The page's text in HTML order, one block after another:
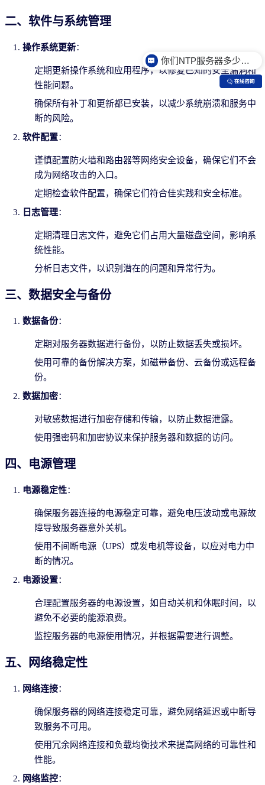
二、软件与系统管理
操作系统更新：
定期更新操作系统和应用程序，以修复已知的安全漏洞和
性能问题。
确保所有补丁和更新都已安装，以减少系统崩溃和服务中
断的风险。
软件配置：
谨慎配置防火墙和路由器等网络安全设备，确保它们不会
成为网络攻击的入口。
定期检查软件配置，确保它们符合佳实践和安全标准。
日志管理：
定期清理日志文件，避免它们占用大量磁盘空间，影响系
统性能。
分析日志文件，以识别潜在的问题和异常行为。
三、数据安全与备份
数据备份：
定期对服务器数据进行备份，以防止数据丢失或损坏。
使用可靠的备份解决方案，如磁带备份、云备份或远程备
份。
数据加密：
对敏感数据进行加密存储和传输，以防止数据泄露。
使用强密码和加密协议来保护服务器和数据的访问。
四、电源管理
电源稳定性：
确保服务器连接的电源稳定可靠，避免电压波动或电源故
障导致服务器意外关机。
使用不间断电源（UPS）或发电机等设备，以应对电力中
断的情况。
电源设置：
合理配置服务器的电源设置，如自动关机和休眠时间，以
避免不必要的能源浪费。
监控服务器的电源使用情况，并根据需要进行调整。
五、网络稳定性
网络连接：
确保服务器的网络连接稳定可靠，避免网络延迟或中断导
致服务不可用。
使用冗余网络连接和负载均衡技术来提高网络的可靠性和
性能。
网络监控：
你们NTP服务器多少钱？